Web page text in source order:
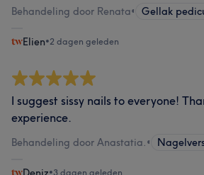
Behandeling door Renata• Gellak
Elien•2 dagen geleden
I suggest sissy nails to everyone!
experience.
Behandeling door Anastatia.•
•3 dagen geleden